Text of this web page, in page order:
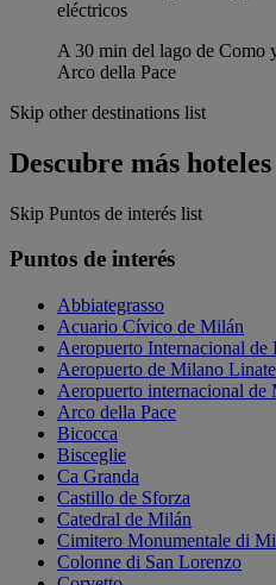
eléctricos
A 30 min del lago de Como
Arco della Pace
Skip other destinations list
Descubre más hoteles
Skip Puntos de interés list
Puntos de interés
Abbiategrasso
Acuario Cívico de Milán
Aeropuerto Internacional de
Aeropuerto de Milano Linate
Aeropuerto internacional de
Arco della Pace
Bicocca
Bisceglie
Ca Granda
Castillo de Sforza
Catedral de Milán
Cimitero Monumentale di
Colonne di San Lorenzo